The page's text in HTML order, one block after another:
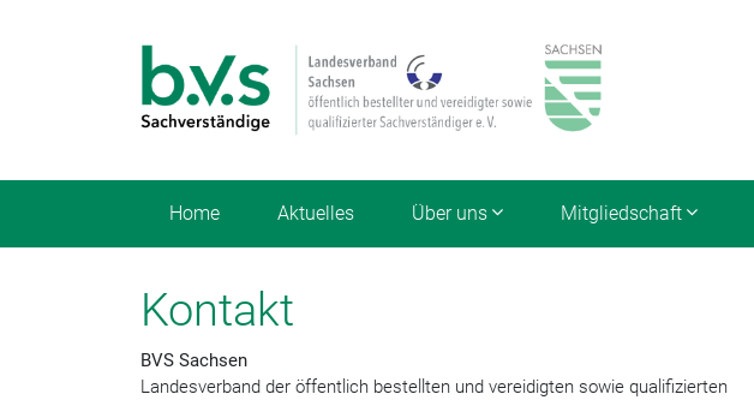
Home Aktuelles Über uns Mitgliedschaft
Kontakt
BVS Sachsen
Landesverband der öffentlich bestellten und vereidigten sowie qualifizierten